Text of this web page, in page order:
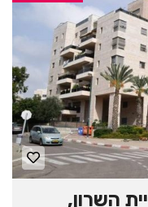
השרון,